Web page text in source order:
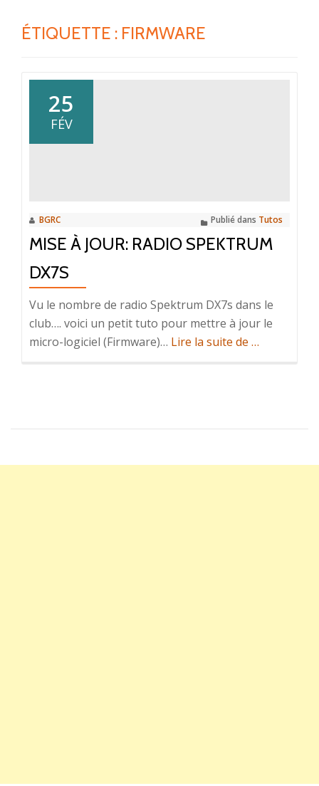
ÉTIQUETTE : FIRMWARE
25
FÉV
BGRC Publié dans Tutos
MISE À JOUR: RADIO SPEKTRUM
DX7S
Vu le nombre de radio Spektrum DX7s dans le
club…. voici un petit tuto pour mettre à jour le
micro-logiciel (Firmware)… Lire la suite de à
Radio
…